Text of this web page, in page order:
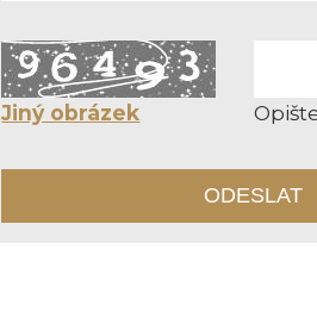
Jiný obrázek